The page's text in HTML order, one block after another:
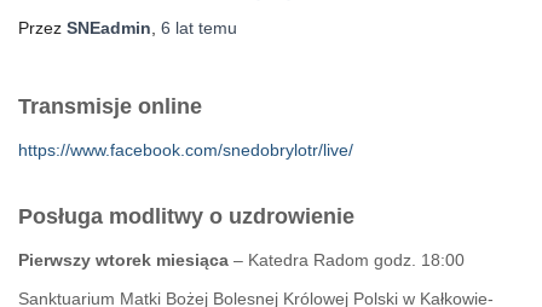
Przez SNEadmin 6 lat temu
Transmisje online
https://www.facebook.com/snedobrylotr/live/
Posługa modlitwy o uzdrowienie
Pierwszy wtorek miesiąca – Katedra Radom godz. 18:00
Sanktuarium Matki Bożej Bolesnej Królowej Polski w Kałkowie-